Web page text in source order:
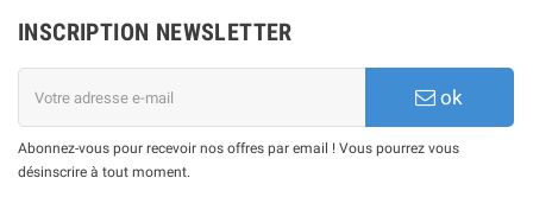
INSCRIPTION NEWSLETTER
ok
Abonnez-vous pour recevoir nos offres par email ! Vous pourrez vous
désinscrire à tout moment.